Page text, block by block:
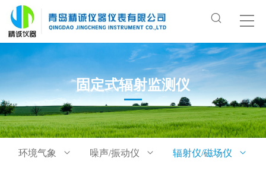
固定式辐射监测仪
环境气象 噪声/振动仪 辐射仪/磁场仪